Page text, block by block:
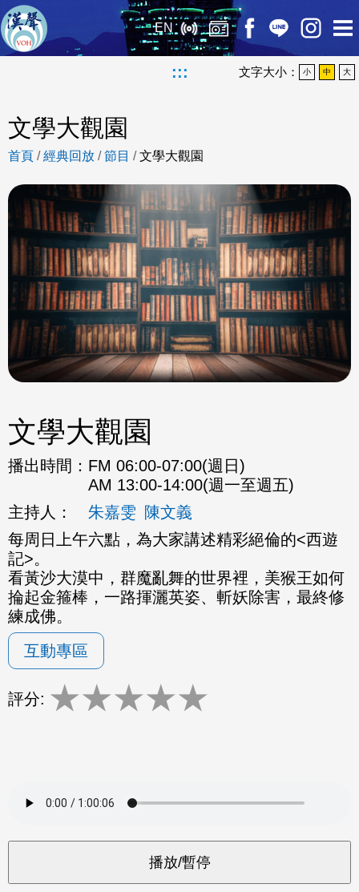
EN
::: 文字大小： 小 中 大
文學大觀園
首頁 /經典回放 /節目 /文學大觀園
文學大觀園
播出時間： FM 06:00-07:00(週日)
AM 13:00-14:00(週一至週五)
主持人：
朱嘉雯 陳文義
每周日上午六點，為大家講述精彩絕倫的<西遊
記>。
看黃沙大漠中，群魔亂舞的世界裡，美猴王如何
掄起金箍棒，一路揮灑英姿、斬妖除害，最終修
練成佛。
互動專區
評分: ★★★★★